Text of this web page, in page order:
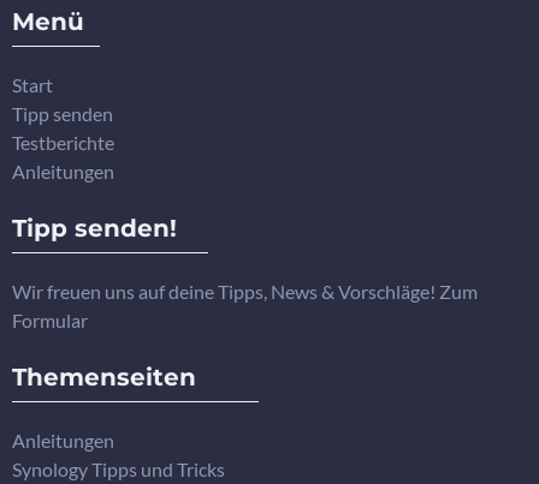
Menü
Start
Tipp senden
Testberichte
Anleitungen
Tipp senden!
Wir freuen uns auf deine Tipps, News & Vorschläge! Zum
Formular
Themenseiten
Anleitungen
Synology Tipps und Tricks